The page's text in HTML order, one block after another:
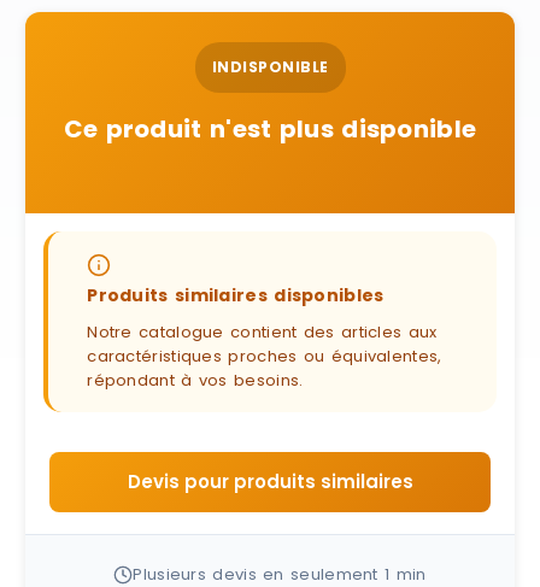
INDISPONIBLE
Ce produit n'est plus disponible
Produits similaires disponibles
Notre catalogue contient des articles aux
caractéristiques proches ou équivalentes,
répondant à vos besoins.
Devis pour produits similaires
Plusieurs devis en seulement 1 min